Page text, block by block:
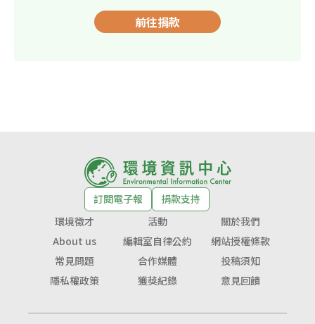
前往捐款
訂閱電子報
捐款支持
環境徵才
活動
關於我們
About us
編輯室自律公約
網站授權條款
常見問題
合作媒體
投稿須知
隱私權政策
獲獎紀錄 意見回饋